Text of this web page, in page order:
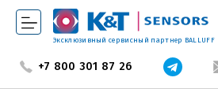
Эксклюзивный сервисный партнер BALLUFF
+7 800 301 87 26